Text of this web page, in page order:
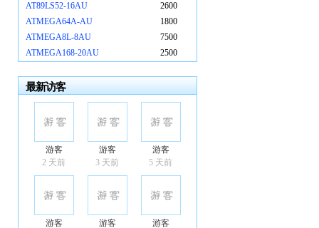
AT89LS52-16AU
2600
ATMEGA64A-AU
1800
ATMEGA8L-8AU
7500
ATMEGA168-20AU
2500
最新访客
游客
2 天前
游客
3 天前
游客
5 天前
游客
游客
游客